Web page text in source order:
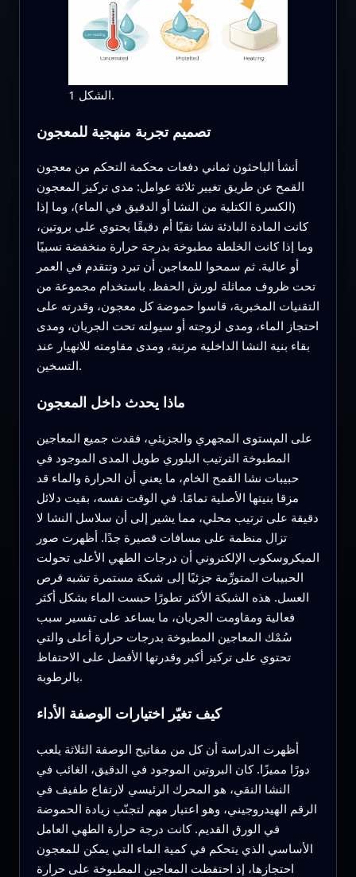
الشكل 1.
تصميم تجربة منهجية للمعجون
أنشأ الباحثون ثماني دفعات محكمة التحكم من معجون
القمح عن طريق تغيير ثلاثة عوامل: مدى تركيز المعجون
(الكسرة الكتلية من النشا أو الدقيق في الماء)، وما إذا
كانت المادة البادئة نشا نقيًا أم دقيقًا يحتوي على بروتين،
وما إذا كانت الخلطة مطبوخة بدرجة حرارة منخفضة نسبيًا
أو عالية. ثم سمحوا للمعاجين أن تبرد وتتقدم في العمر
تحت ظروف مماثلة لورش الحفظ. باستخدام مجموعة من
التقنيات المخبرية، قاسوا حموضة كل معجون، وقدرته على
احتجاز الماء، ومدى لزوجته أو سيولته تحت الجريان، ومدى
بقاء بنية النشا الداخلية مرتبة، ومدى مقاومته للانهيار عند
التسخين.
ماذا يحدث داخل المعجون
على المستوى المجهري والجزيئي، فقدت جميع المعاجين
المطبوخة الترتيب البلوري طويل المدى الموجود في
حبيبات نشا القمح الخام، ما يعني أن الحرارة والماء قد
مزقا بنيتها الأصلية تمامًا. في الوقت نفسه، بقيت دلائل
دقيقة على ترتيب محلي، مما يشير إلى أن سلاسل النشا لا
تزال منظمة على مسافات قصيرة جدًا. أظهرت صور
الميكروسكوب الإلكتروني أن درجات الطهي الأعلى تحولت
الحبيبات المتورِّمة جزئيًا إلى شبكة مستمرة تشبه قرص
العسل. هذه الشبكة الأكثر تطورًا حبست الماء بشكل أكثر
فعالية ومقاومت الجريان، ما يساعد على تفسير سبب
سُمْك المعاجين المطبوخة بدرجات حرارة أعلى والتي
تحتوي على تركيز أكبر وقدرتها الأفضل على الاحتفاظ
بالرطوبة.
كيف تغيّر اختيارات الوصفة الأداء
أظهرت الدراسة أن كل من مفاتيح الوصفة الثلاثة يلعب
دورًا مميزًا. كان البروتين الموجود في الدقيق، الغائب في
النشا النقي، هو المحرك الرئيسي لارتفاع طفيف في
الرقم الهيدروجيني، وهو اعتبار مهم لتجنّب زيادة الحموضة
في الورق القديم. كانت درجة حرارة الطهي العامل
الأساسي الذي يتحكم في كمية الماء التي يمكن للمعجون
احتجازها، إذ احتفظت المعاجين المطبوخة على حرارة